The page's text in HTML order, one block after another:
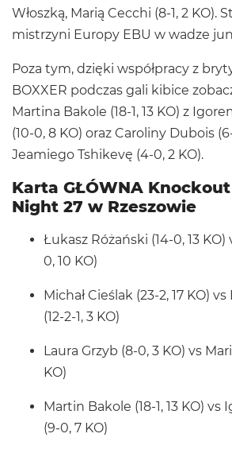
Włoszką, Marią Cecchi (8-1, 2 KO).
mistrzyni Europy EBU w wadze
Poza tym, dzięki współpracy z
BOXXER podczas gali kibice
Martina Bakole (18-1, 13 KO) z
(10-0, 8 KO) oraz Caroliny Dubois
Jeamiego Tshikevę (4-0, 2 KO).
Karta GŁÓWNA
Night 27 w Rzeszowie
Łukasz Różański (14-0, 13 KO)
0, 10 KO)
Michał Cieślak (23-2, 17 KO)
(12-2-1, 3 KO)
Laura Grzyb (8-0, 3 KO) vs
KO)
Martin Bakole (18-1, 13 KO) vs
(9-0, 7 KO)